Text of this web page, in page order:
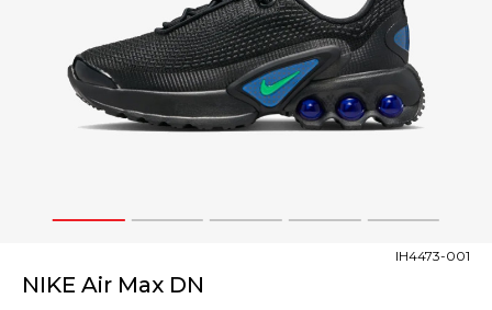
1 2 3 4 5
NIKE Air Max DN
IH4473-001